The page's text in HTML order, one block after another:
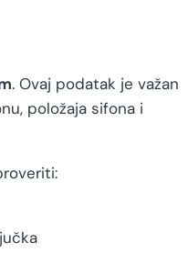
. Ovaj podatak je važan
položaja sifona i